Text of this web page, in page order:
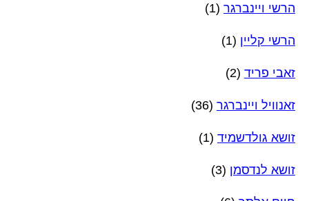
הרשי ויינברגר (1)
הרשי קליין (1)
זאבי פריד (2)
זאנוויל ויינברגר (36)
זושא גולדשמיד (1)
זושא לנדסמן (3)